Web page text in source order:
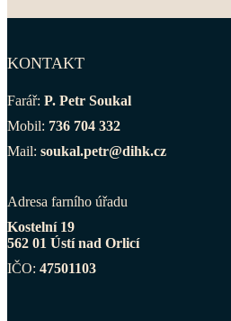
KONTAKT
Farář: P. Petr Soukal
Mobil: 736 704 332
Mail: soukal.petr@dihk.cz
Adresa farního úřadu
Kostelní 19
562 01 Ústí nad Orlicí
IČO: 47501103